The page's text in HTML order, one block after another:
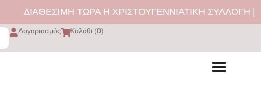
ΔΙΑΘΕΣΙΜΗ ΤΩΡΑ Η ΧΡΙΣΤΟΥΓΕΝΝΙΑΤΙΚΗ ΣΥΛΛΟΓΗ |
Λογαριασμός Καλάθι (0)